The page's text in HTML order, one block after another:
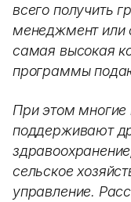
всего получить
менеджмент или
самая высокая
программы
При этом
поддерживают
сельское
управление.